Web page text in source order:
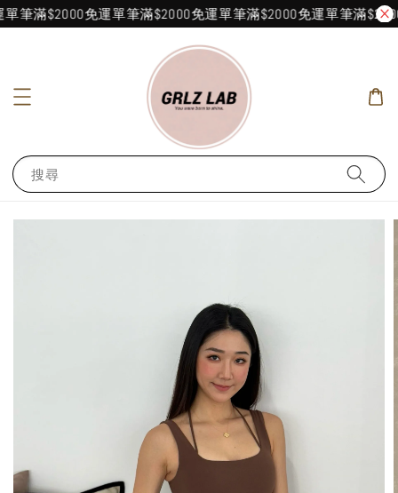
筆滿$2000免運單筆滿$2000免運單筆滿$2000免運單筆滿
搜尋